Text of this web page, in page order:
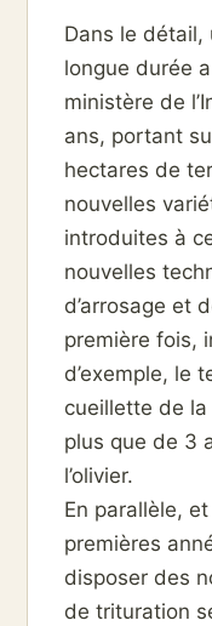
Dans le
longue durée
ministère de
ans, portant
hectares de
nouvelles
introduites à
nouvelles
d’arrosage et
première fois,
d’exemple, le
cueillette de
plus que de 3
l’olivier.
En parallèle,
premières
disposer des
de trituration